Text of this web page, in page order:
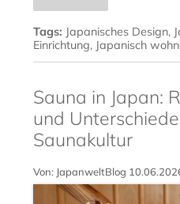
Tags: Japanisches Design,
Einrichtung, Japanisch
Sauna in Japan:
und
Saunakultur
Von: JapanweltBlog